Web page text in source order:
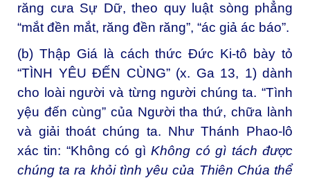
răng cưa Sự Dữ, theo quy luật sòng phẳng
“mắt đền mắt, răng đền răng”, “ác giả ác báo”.
(b) Thập Giá là cách thức Đức Ki-tô bày tỏ
“TÌNH YÊU ĐẾN CÙNG” (x. Ga 13, 1) dành
cho loài người và từng người chúng ta. “Tình
yệu đến cùng” của Người tha thứ, chữa lành
và giải thoát chúng ta. Như Thánh Phao-lô
xác tin: “Không có gìKhông có gì tách được
chúng ta ra khỏi tình yêu của Thiên Chúa thể